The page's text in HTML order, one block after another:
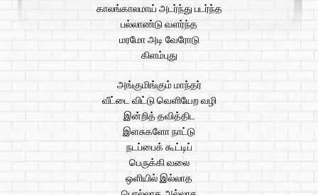
காலங்காலமாய் அடர்ந்து படர்ந்த
பல்லாண்டு வளர்ந்த
மரமோ அடி வேரோடு
கிளம்புது
அங்குமிங்கும் மாந்தர்
வீட்டை விட்டு வெளியேற வழி
இன்றித் தவித்திட
இளசுகளோ நாட்டு
நடப்பைக் கூட்டிப்
பெருக்கி வலை
ஒளியில் இல்லாத